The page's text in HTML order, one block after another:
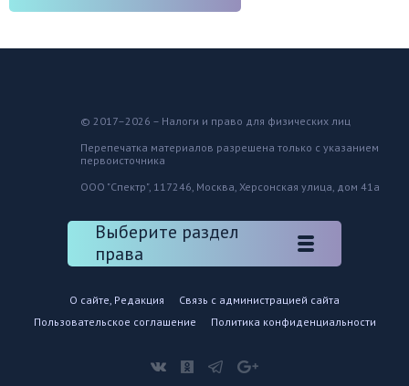
© 2017–2026 – Налоги и право для физических лиц
Перепечатка материалов разрешена только с указанием
первоисточника
ООО "Спектр", 117246, Москва, Херсонская улица, дом 41а
Выберите раздел
права
О сайте, Редакция
Связь с администрацией сайта
Пользовательское соглашение
Политика конфиденциальности